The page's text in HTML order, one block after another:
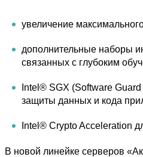
увеличение
дополнительные наборы
связанных с глубоким
Intel® SGX (Software
защиты данных и кода
Intel® Crypto Acceleration
В новой линейке серверов